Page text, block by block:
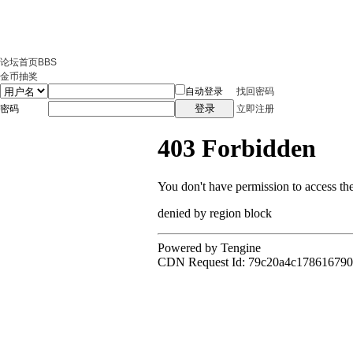
论坛首页BBS
金币抽奖
自动登录
找回密码
密码
登录 立即注册